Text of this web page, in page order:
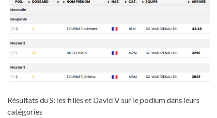
Résultats du S: les filles et David V sur le podium dans leurs
catégories